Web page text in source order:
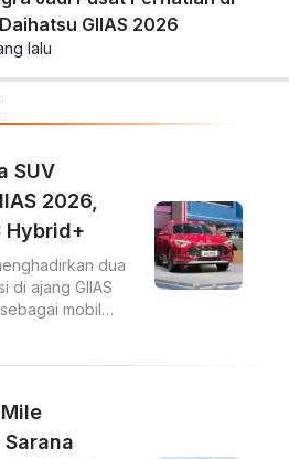
GIIAS 2026
lalu
SUV
2026,
Hybrid+
dua
di ajang GIIAS
mobil
Hybrid+ yang
hybrid.